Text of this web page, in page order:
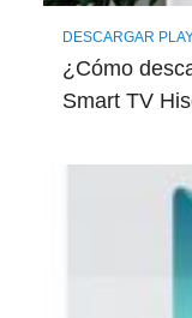
DESCARGAR
¿Cómo
Smart TV